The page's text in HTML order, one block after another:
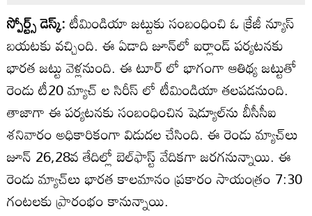
స్పోర్ట్స్ డెస్క్:టీమిండియా జట్టుకు సంబంధించి ఓ క్రేజీ న్యూస్
బయటకు వచ్చింది. ఈ ఏడాది జూన్‌లో ఐర్లాండ్ పర్యటనకు
భారత జట్టు వెళ్లనుంది. ఈ టూర్ లో భాగంగా ఆతిథ్య జట్టుతో
రెండు టీ20 మ్యాచ్ ల సిరీస్ లో టీమిండియా తలపడనుంది.
తాజాగా ఈ పర్యటనకు సంబంధించిన షెడ్యూల్‌ను బీసీసీఐ
శనివారం అధికారికంగా విడుదల చేసింది. ఈ రెండు మ్యాచ్‌లు
జూన్ 26,28వ తేదిల్లో బెల్‌ఫాస్ట్ వేదికగా జరగనున్నాయి. ఈ
రెండు మ్యాచ్‌లు భారత కాలమానం ప్రకారం సాయంత్రం 7:30
గంటలకు ప్రారంభం కానున్నాయి.